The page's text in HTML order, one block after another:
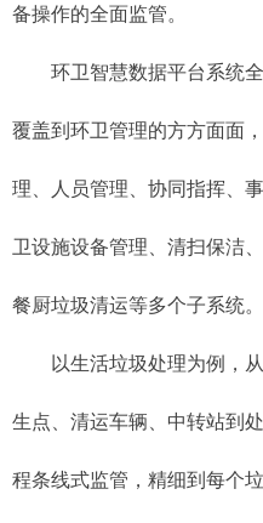
备操作的全面监管。
环卫智慧数据平台系统
覆盖到环卫管理的方方面面
理、人员管理、协同指挥、
卫设施设备管理、清扫保洁、
餐厨垃圾清运等多个子系统。
以生活垃圾处理为例，
生点、清运车辆、中转站到
程条线式监管，精细到每个